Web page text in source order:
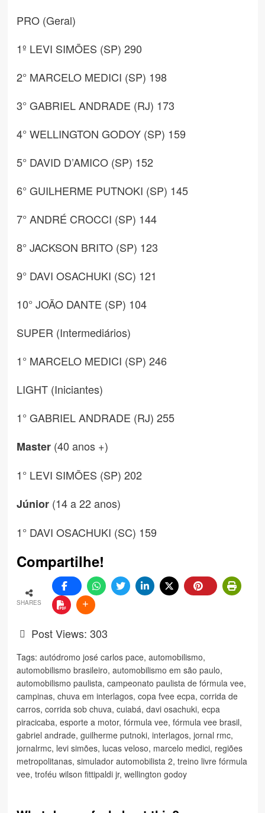
PRO (Geral)
1º LEVI SIMÕES (SP) 290
2° MARCELO MEDICI (SP) 198
3° GABRIEL ANDRADE (RJ) 173
4° WELLINGTON GODOY (SP) 159
5° DAVID D’AMICO (SP) 152
6° GUILHERME PUTNOKI (SP) 145
7° ANDRÉ CROCCI (SP) 144
8° JACKSON BRITO (SP) 123
9° DAVI OSACHUKI (SC) 121
10° JOÃO DANTE (SP) 104
SUPER (Intermediários)
1° MARCELO MEDICI (SP) 246
LIGHT (Iniciantes)
1° GABRIEL ANDRADE (RJ) 255
Master (40 anos +)
1° LEVI SIMÕES (SP) 202
Júnior (14 a 22 anos)
1° DAVI OSACHUKI (SC) 159
Compartilhe!
SHARES
Post Views: 303
Tags: autódromo josé carlos pace, automobilismo,
automobilismo brasileiro, automobilismo em são paulo,
automobilismo paulista, campeonato paulista de fórmula vee,
campinas, chuva em interlagos, copa fvee ecpa, corrida de
carros, corrida sob chuva, cuiabá, davi osachuki, ecpa
piracicaba, esporte a motor, fórmula vee, fórmula vee brasil,
gabriel andrade, guilherme putnoki, interlagos, jornal rmc,
jornalrmc, levi simões, lucas veloso, marcelo medici, regiões
metropolitanas, simulador automobilista 2, treino livre fórmula
vee, troféu wilson fittipaldi jr, wellington godoy